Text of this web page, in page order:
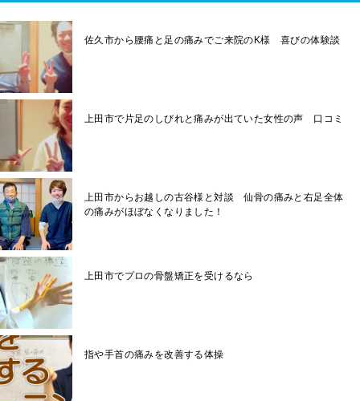
佐久市から腰痛と足の痛みでご来院のK様 喜びの体験談
上田市で片足のしびれと痛みが出ていた女性の声 口コミ
上田市からお越しの古谷様と対談 仙骨の痛みと右足全体
の痛みがほぼなくなりました！
上田市でプロの骨盤矯正を受けるなら
指や手首の痛みを改善する体操